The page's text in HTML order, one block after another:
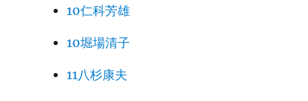
10仁科芳雄
10堀場清子
11八杉康夫